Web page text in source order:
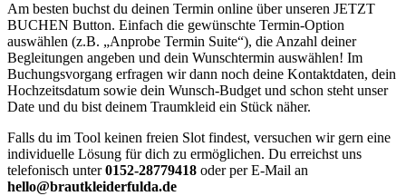
Am besten buchst du deinen Termin online über unseren JETZT
BUCHEN Button. Einfach die gewünschte Termin-Option
auswählen (z.B. „Anprobe Termin Suite“), die Anzahl deiner
Begleitungen angeben und dein Wunschtermin auswählen! Im
Buchungsvorgang erfragen wir dann noch deine Kontaktdaten, dein
Hochzeitsdatum sowie dein Wunsch-Budget und schon steht unser
Date und du bist deinem Traumkleid ein Stück näher.
Falls du im Tool keinen freien Slot findest, versuchen wir gern eine
individuelle Lösung für dich zu ermöglichen. Du erreichst uns
telefonisch unter0152-28779418 oder per E-Mail an
hello@brautkleiderfulda.de